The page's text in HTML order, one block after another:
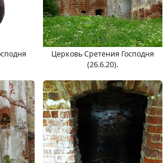
Церковь Сретения Господня
(26.6.20).